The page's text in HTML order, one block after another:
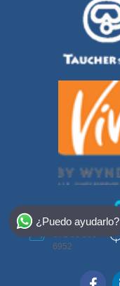
6952
¿Puedo ayudarlo?
Select Destination
Egypt